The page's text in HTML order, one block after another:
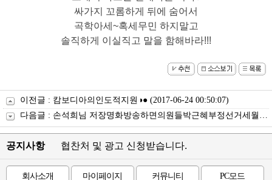
싸가지 꼬롬하게 뒤에 숨어서
곡학아세~혹세무민 하지말고
솔직하게 이실직고 말을 함해바라!!!
럼
프
카
지
노
소
이전글 : 캄보디아의인도적지원◑● (2017-06-24 00:50:07)
다음글 : 손석희님 저장명화방송하면의원들박근혜부정선거세월호7시간밝힘⊙◐
공지사항 협찬처 및 광고 신청받습니다.
회사소개 마이페이지 커뮤니티 PC모드